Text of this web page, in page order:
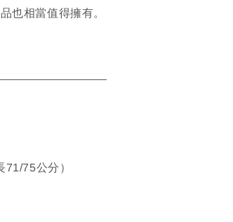
也相當值得擁有。
75公分）